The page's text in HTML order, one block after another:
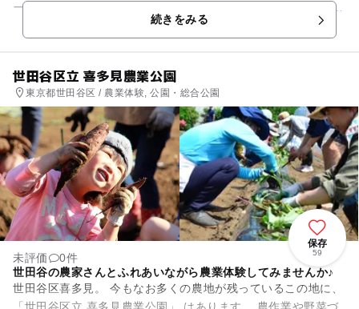
ード全店舗ご利用いただけます 詳しくはオフィシャルサイト
続きをみる
世田谷区立 喜多見農業公園
東京都世田谷区 / 農業体験, 公園・総合公園
保存
59
未評価
0件
世田谷の農家さんとふれあいながら農業体験してみませんか♪
世田谷区喜多見。 今もなお多くの農地が残っているこの地に、
「世田谷区立 喜多見農業公園」 はあります。 農作業や野菜づ